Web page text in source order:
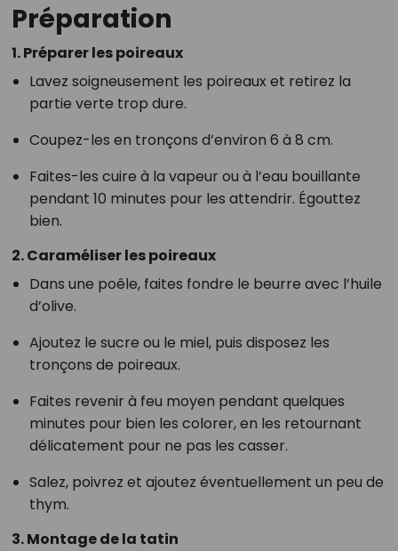
Préparation
1. Préparer les poireaux
Lavez soigneusement les poireaux et retirez la
partie verte trop dure.
Coupez-les en tronçons d’environ 6 à 8 cm.
Faites-les cuire à la vapeur ou à l’eau bouillante
pendant 10 minutes pour les attendrir. Égouttez
bien.
2. Caraméliser les poireaux
Dans une poêle, faites fondre le beurre avec l’huile
d’olive.
Ajoutez le sucre ou le miel, puis disposez les
tronçons de poireaux.
Faites revenir à feu moyen pendant quelques
minutes pour bien les colorer, en les retournant
délicatement pour ne pas les casser.
Salez, poivrez et ajoutez éventuellement un peu de
thym.
3. Montage de la tatin